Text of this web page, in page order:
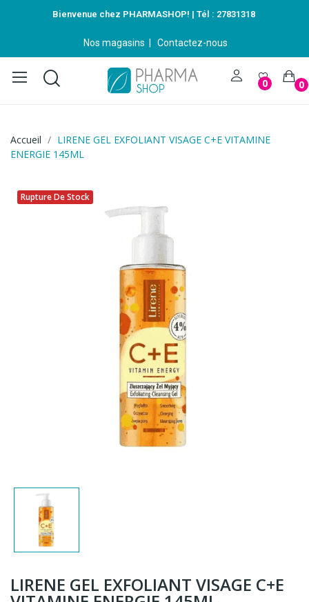
Bienvenue chez PHARMASHOP! | Tél : 27831318
Nos magasins Contactez-nous
0 0
Accueil
LIRENE GEL EXFOLIANT VISAGE C+E VITAMINE
ENERGIE 145ML
Rupture De Stock
LIRENE GEL EXFOLIANT VISAGE C+E